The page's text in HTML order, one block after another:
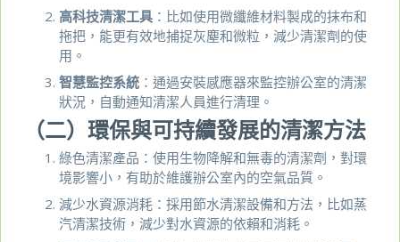
高科技清潔工具 ：比如使用微纖維材料製成的抹布和
拖把，能更有效地捕捉灰塵和微粒，減少清潔劑的使
用。
智慧監控系統 ：通過安裝感應器來監控辦公室的清潔
狀況，自動通知清潔人員進行清理。
（二）環保與可持續發展的清潔方法
綠色清潔產品：使用生物降解和無毒的清潔劑，對環
境影響小，有助於維護辦公室內的空氣品質。
減少水資源消耗：採用節水清潔設備和方法，比如蒸
汽清潔技術，減少對水資源的依賴和消耗。